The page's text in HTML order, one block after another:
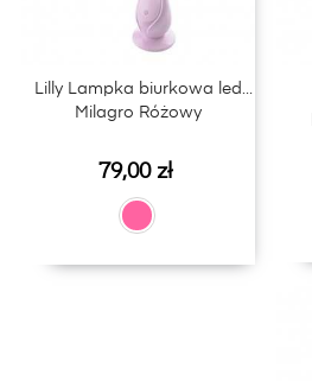
Lilly Lampka biurkowa led
Milagro Różowy
Cena
79,00 zł